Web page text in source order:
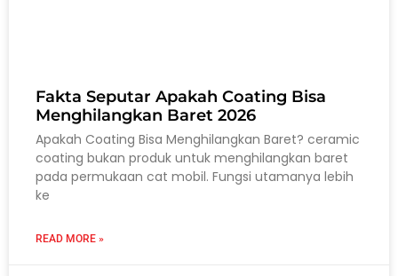
Fakta Seputar Apakah Coating Bisa
Menghilangkan Baret 2026
Apakah Coating Bisa Menghilangkan Baret? ceramic
coating bukan produk untuk menghilangkan baret
pada permukaan cat mobil. Fungsi utamanya lebih
ke
READ MORE »